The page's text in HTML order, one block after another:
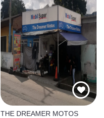
THE DREAMER MOTOS